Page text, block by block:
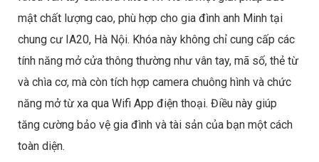
mật chất lượng cao, phù hợp cho gia đình anh Minh tại
chung cư IA20, Hà Nội. Khóa này không chỉ cung cấp các
tính năng mở cửa thông thường như vân tay, mã số, thẻ từ
và chìa cơ, mà còn tích hợp camera chuông hình và chức
năng mở từ xa qua Wifi App điện thoại. Điều này giúp
tăng cường bảo vệ gia đình và tài sản của bạn một cách
toàn diện.